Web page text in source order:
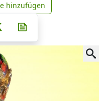
zu Google
hinzufügen
auf Whatsapp
Teilen auf Telegram
teilen
Post auf X